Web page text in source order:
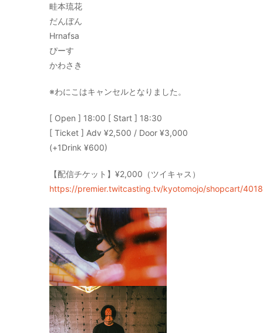
畦本琉花
だんぼん
Hrnafsa
ぴーす
かわさき
※わにこはキャンセルとなりました。
[ Open ] 18:00 [ Start ] 18:30
[ Ticket ] Adv ¥2,500 / Door ¥3,000
(+1Drink ¥600)
【配信チケット】¥2,000（ツイキャス）
https://premier.twitcasting.tv/kyotomojo/shopcart/